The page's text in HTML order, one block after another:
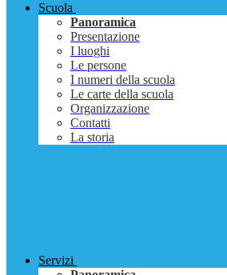
Scuola
Panoramica
Presentazione
I luoghi
Le persone
I numeri della scuola
Le carte della scuola
Organizzazione
Contatti
La storia
Servizi